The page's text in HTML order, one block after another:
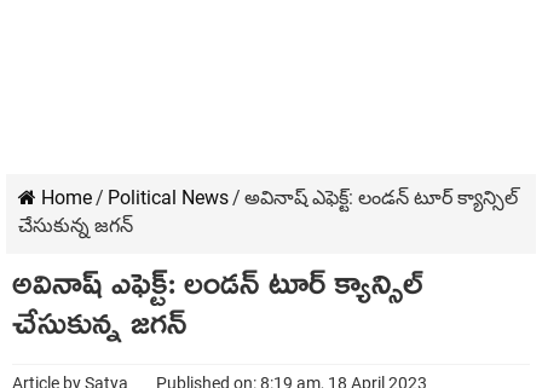
Home/ Political News/ అవినాష్ ఎఫెక్ట్‌: లండన్ టూర్ క్యాన్సిల్
చేసుకున్న జ‌గన్
అవినాష్ ఎఫెక్ట్‌: లండన్ టూర్ క్యాన్సిల్
చేసుకున్న జ‌గన్
Article bySatya Published on: 8:19 am, 18 April 2023